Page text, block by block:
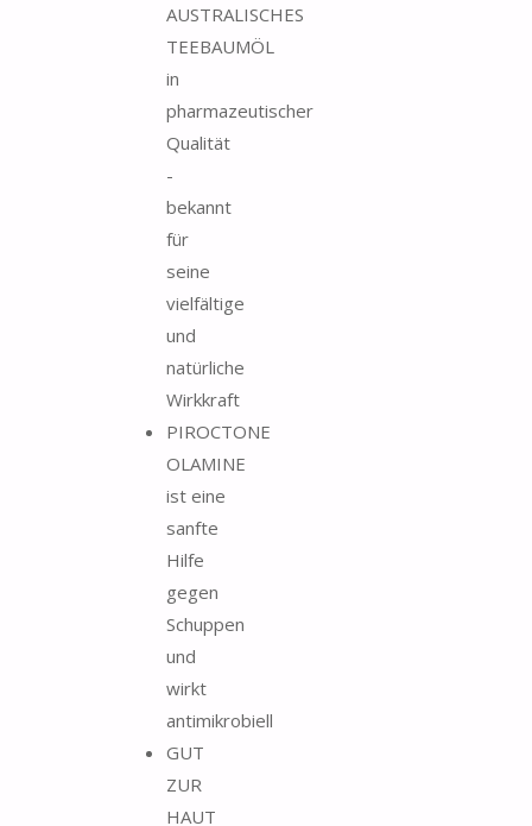
AUSTRALISCHES
TEEBAUMÖL
in
pharmazeutischer
Qualität
-
bekannt
für
seine
vielfältige
und
natürliche
Wirkkraft
PIROCTONE
OLAMINE
ist eine
sanfte
Hilfe
gegen
Schuppen
und
wirkt
antimikrobiell
GUT
ZUR
HAUT